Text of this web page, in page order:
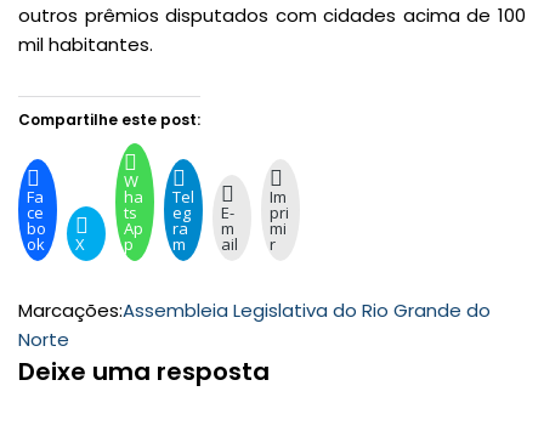
outros prêmios disputados com cidades acima de 100
mil habitantes.
Compartilhe este post:
Fa
ce
bo
ok X
W
ha
ts
Ap
p
Tel
eg
ra
m
E-
m
ail
Im
pri
mi
r
Marcações:Assembleia Legislativa do Rio Grande do
Norte
Deixe uma resposta